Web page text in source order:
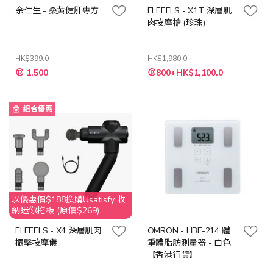
余仁生 - 桑黄健肝專方
HK$399.0
特
殊 1,500
ELEEELS - X1T 深層肌
肉按摩槍 (珍珠)
HK$1,980.0
特
殊 800+HK$1,100.0
組合優惠
以優惠價$188換購Usatisfy 收
納迷你拖板 (原價$269)
ELEEELS - X4 深層肌肉
振擊按摩儀
OMRON - HBF-214 體
重體脂肪測量器 - 白色
【香港行貨】